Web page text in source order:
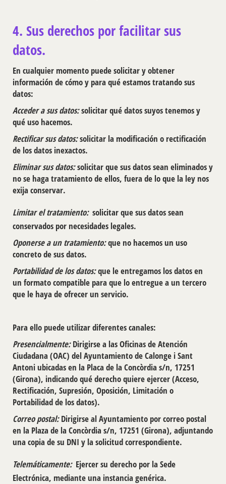
4. Sus derechos por facilitar sus
datos.
En cualquier momento puede solicitar y obtener
información de cómo y para qué estamos tratando sus
datos:
Acceder a sus datos:solicitar qué datos suyos tenemos y
qué uso hacemos.
Rectificar sus datos:solicitar la modificación o rectificación
de los datos inexactos.
Eliminar sus datos:solicitar que sus datos sean eliminados y
no se haga tratamiento de ellos, fuera de lo que la ley nos
exija conservar.
Limitar el tratamiento: solicitar que sus datos sean
conservados por necesidades legales.
Oponerse a un tratamiento:que no hacemos un uso
concreto de sus datos.
Portabilidad de los datos:que le entregamos los datos en
un formato compatible para que lo entregue a un tercero
que le haya de ofrecer un servicio.
Para ello puede utilizar diferentes canales:
Presencialmente:Dirigirse a las Oficinas de Atención
Ciudadana (OAC) del Ayuntamiento de Calonge i Sant
Antoni ubicadas en la Placa de la Concòrdia s/n, 17251
(Girona), indicando qué derecho quiere ejercer (Acceso,
Rectificación, Supresión, Oposición, Limitación o
Portabilidad de los datos).
Correo postal:Dirigirse al Ayuntamiento por correo postal
en la Plaza de la Concòrdia s/n, 17251 (Girona), adjuntando
una copia de su DNI y la solicitud correspondiente.
Telemáticamente: Ejercer su derecho por la Sede
Electrónica, mediante una instancia genérica.